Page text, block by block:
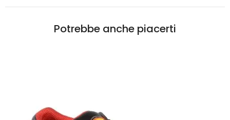
Potrebbe anche piacerti